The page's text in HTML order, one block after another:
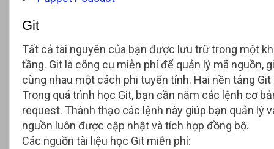
Git
Tất cả tài nguyên của bạn được lưu trữ trong một
tầng. Git là công cụ miễn phí để quản lý mã nguồn,
cùng nhau một cách phi tuyến tính. Hai nền tảng Git
Trong quá trình học Git, bạn cần nắm các lệnh cơ
request. Thành thạo các lệnh này giúp bạn quản lý
nguồn luôn được cập nhật và tích hợp đồng bộ.
Các nguồn tài liệu học Git miễn phí: